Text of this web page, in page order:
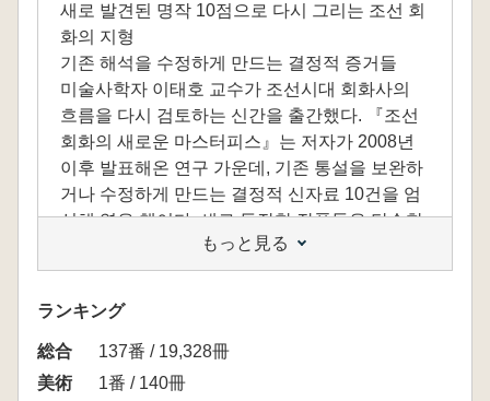
새로 발견된 명작 10점으로 다시 그리는 조선 회
화의 지형
기존 해석을 수정하게 만드는 결정적 증거들
미술사학자 이태호 교수가 조선시대 회화사의
흐름을 다시 검토하는 신간을 출간했다. 『조선
회화의 새로운 마스터피스』는 저자가 2008년
이후 발표해온 연구 가운데, 기존 통설을 보완하
거나 수정하게 만드는 결정적 신자료 10건을 엄
선해 엮은 책이다. 새로 등장한 작품들은 단순한
추가 사례가 아니라, 조선 회화사의 시기 설정과
작가를 다시 생각하게 만드는 핵심 근거들이다.
이 책에는 겸재 정선, 표암 강세황, 단원 김홍도
등 조선 후기 거장들의 작품을 중심으로, 그동안
잘못 알려졌거나 주목받지 못했던 회화와 초상,
화첩들이 포함되어 있다. 특히 강세황의 작품으
もっと見る
ランキング
総合
137番 / 19,328冊
美術
1番 / 140冊